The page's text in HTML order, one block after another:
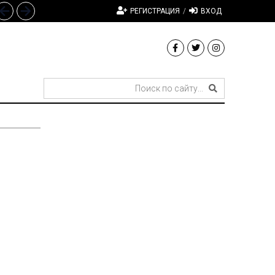
РЕГИСТРАЦИЯ / ВХОД